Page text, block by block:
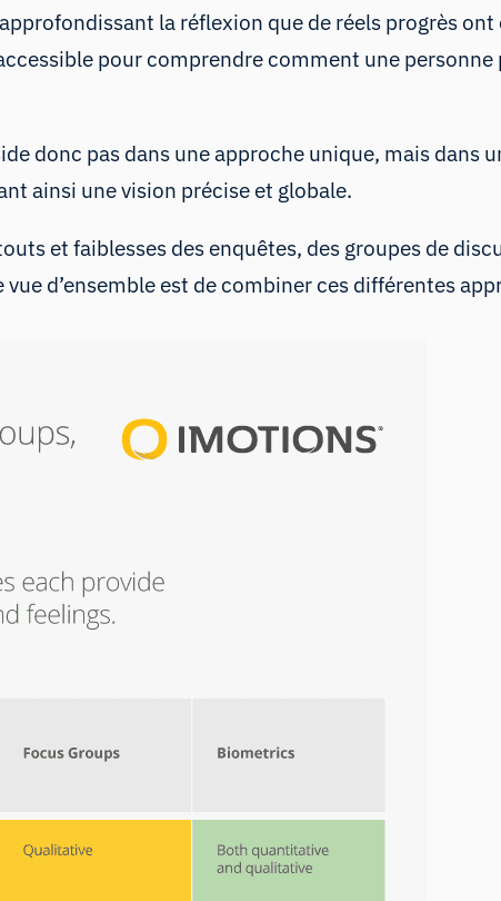
la réflexion que de réels progrès ont
pour comprendre comment une personne
donc pas dans une approche unique, mais dans
ainsi une vision précise et globale.
et faiblesses des enquêtes, des groupes de
d’ensemble est de combiner ces différentes